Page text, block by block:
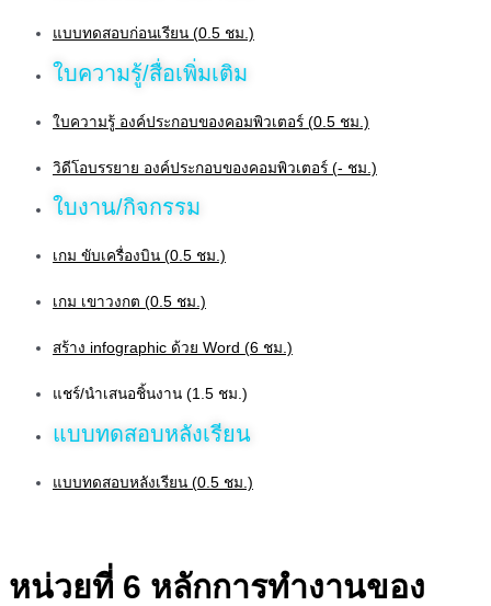
แบบทดสอบก่อนเรียน (0.5 ชม.)
ใบความรู้/สื่อเพิ่มเติม
ใบความรู้ องค์ประกอบของคอมพิวเตอร์ (0.5 ชม.)
วิดีโอบรรยาย องค์ประกอบของคอมพิวเตอร์ (- ชม.)
ใบงาน/กิจกรรม
เกม ขับเครื่องบิน (0.5 ชม.)
เกม เขาวงกต (0.5 ชม.)
สร้าง infographic ด้วย Word (6 ชม.)
แชร์/นำเสนอชิ้นงาน (1.5 ชม.)
แบบทดสอบหลังเรียน
แบบทดสอบหลังเรียน (0.5 ชม.)
หน่วยที่ 6 หลักการทำงานของ